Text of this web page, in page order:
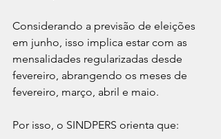
Considerando a previsão de eleições
em junho, isso implica estar com as
mensalidades regularizadas desde
fevereiro, abrangendo os meses de
fevereiro, março, abril e maio.
Por isso, o SINDPERS orienta que: